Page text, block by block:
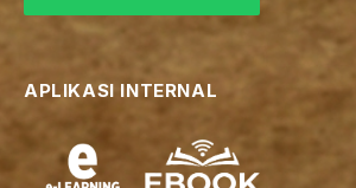
APLIKASI INTERNAL